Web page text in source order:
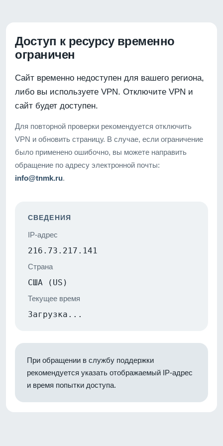
Доступ к ресурсу временно
ограничен
Сайт временно недоступен для вашего региона,
либо вы используете VPN. Отключите VPN и
сайт будет доступен.
Для повторной проверки рекомендуется отключить
VPN и обновить страницу. В случае, если ограничение
было применено ошибочно, вы можете направить
обращение по адресу электронной почты:
info@tnmk.ru.
СВЕДЕНИЯ
IP-адрес
216.73.217.141
Страна
США (US)
Текущее время
Загрузка...
При обращении в службу поддержки
рекомендуется указать отображаемый IP-адрес
и время попытки доступа.